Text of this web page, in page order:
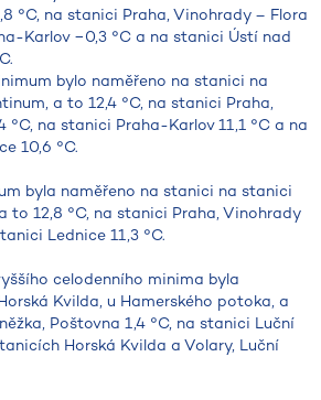
°C, na stanici Praha, Vinohrady – Flora
Karlov −0,3 °C a na stanici Ústí nad
bylo naměřeno na stanici na
a to 12,4 °C, na stanici Praha,
°C, na stanici Praha-Karlov 11,1 °C a na
10,6 °C.
byla naměřeno na stanici na stanici
to 12,8 °C, na stanici Praha, Vinohrady
Lednice 11,3 °C.
celodenního minima byla
Kvilda, u Hamerského potoka, a
Poštovna 1,4 °C, na stanici Luční
Horská Kvilda a Volary, Luční